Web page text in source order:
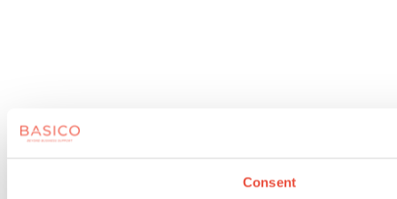
Consent